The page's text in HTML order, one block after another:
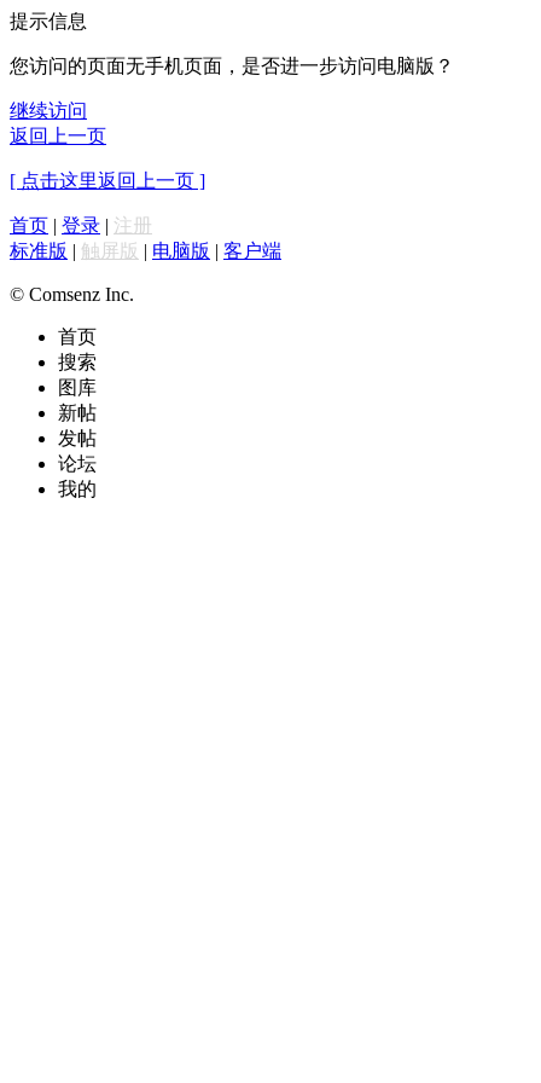
提示信息
您访问的页面无手机页面，是否进一步访问电脑版？
继续访问
返回上一页
[ 点击这里返回上一页 ]
首页 | 登录 | 注册
标准版 | 触屏版 | 电脑版 | 客户端
© Comsenz Inc.
首页
搜索
图库
新帖
发帖
论坛
我的